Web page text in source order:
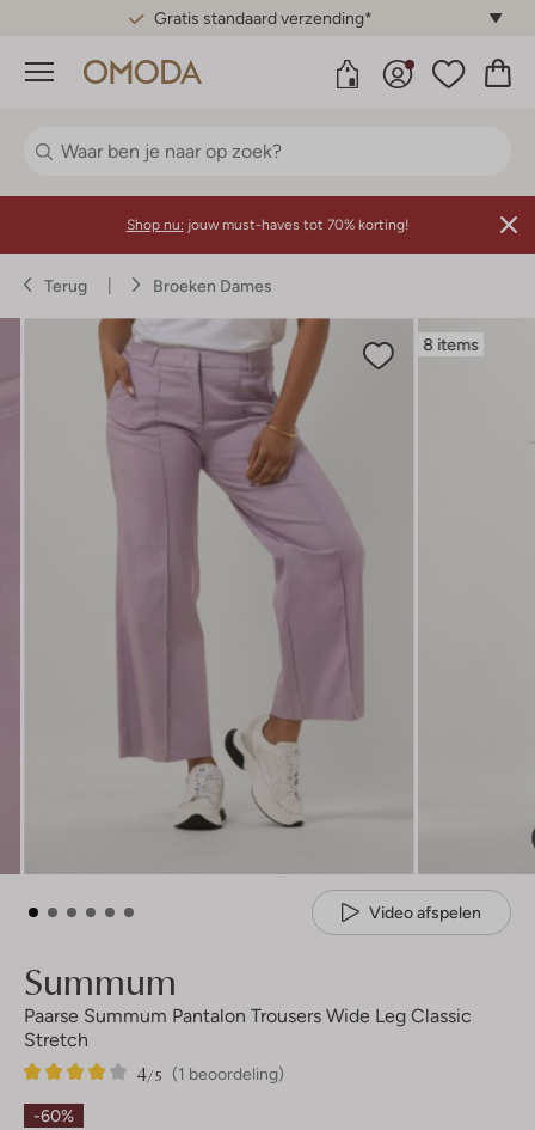
Gratis standaard verzending*
Menu
Shop nu: jouw must-haves tot 70% korting!
Terug Broeken Dames
8 items
Video afspelen
Summum
Paarse Summum Pantalon Trousers Wide Leg Classic
Stretch
(1 beoordeling)
4/5
1
4
Sterren
-60%